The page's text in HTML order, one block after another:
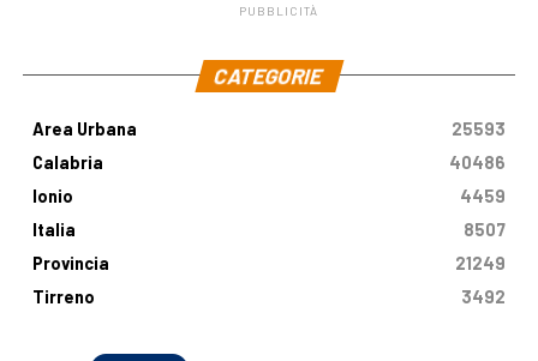
PUBBLICITÀ
CATEGORIE
Area Urbana
25593
Calabria
40486
Ionio
4459
Italia
8507
Provincia
21249
Tirreno
3492